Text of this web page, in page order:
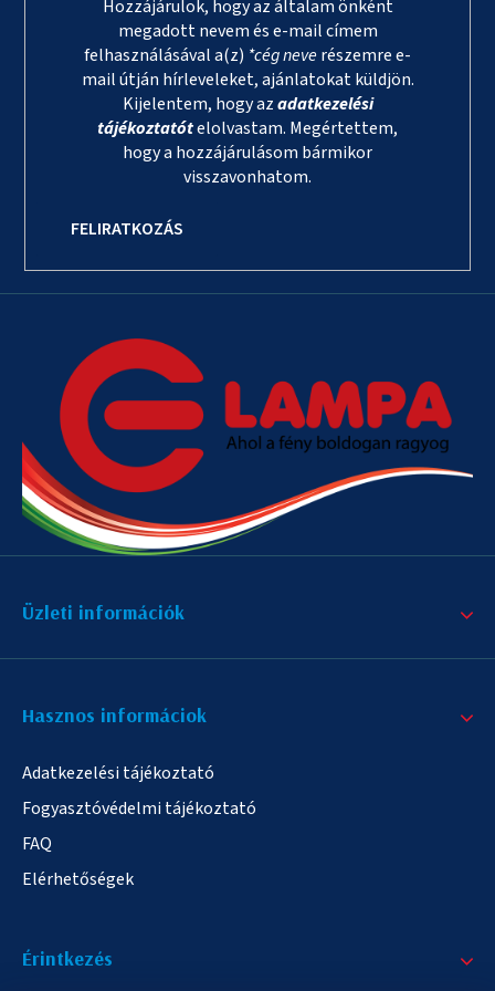
Hozzájárulok, hogy az általam önként
megadott nevem és e-mail címem
felhasználásával a(z) *cég neverészemre e-
mail útján hírleveleket, ajánlatokat küldjön.
Kijelentem, hogy azadatkezelési
tájékoztatótelolvastam. Megértettem,
hogy a hozzájárulásom bármikor
visszavonhatom.
FELIRATKOZÁS
Üzleti információk
Hasznos informáciok
Adatkezelési tájékoztató
Fogyasztóvédelmi tájékoztató
FAQ
Elérhetőségek
Érintkezés